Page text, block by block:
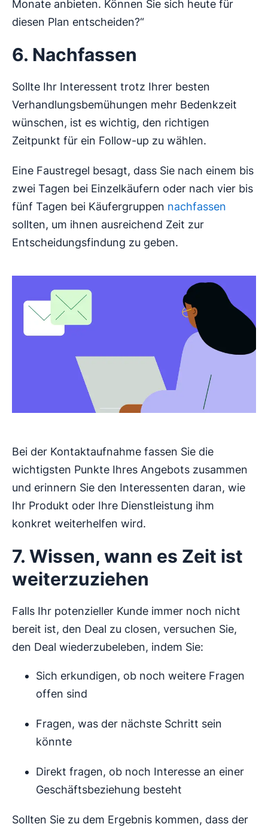
Monate anbieten. Können Sie sich heute für
diesen Plan entscheiden?“
6. Nachfassen
Sollte Ihr Interessent trotz Ihrer besten
Verhandlungsbemühungen mehr Bedenkzeit
wünschen, ist es wichtig, den richtigen
Zeitpunkt für ein Follow-up zu wählen.
Eine Faustregel besagt, dass Sie nach einem bis
zwei Tagen bei Einzelkäufern oder nach vier bis
fünf Tagen bei Käufergruppen nachfassen
sollten, um ihnen ausreichend Zeit zur
Entscheidungsfindung zu geben.
Bei der Kontaktaufnahme fassen Sie die
wichtigsten Punkte Ihres Angebots zusammen
und erinnern Sie den Interessenten daran, wie
Ihr Produkt oder Ihre Dienstleistung ihm
konkret weiterhelfen wird.
7. Wissen, wann es Zeit ist
weiterzuziehen
Falls Ihr potenzieller Kunde immer noch nicht
bereit ist, den Deal zu closen, versuchen Sie,
den Deal wiederzubeleben, indem Sie:
Sich erkundigen, ob noch weitere Fragen
offen sind
Fragen, was der nächste Schritt sein
könnte
Direkt fragen, ob noch Interesse an einer
Geschäftsbeziehung besteht
Sollten Sie zu dem Ergebnis kommen, dass der